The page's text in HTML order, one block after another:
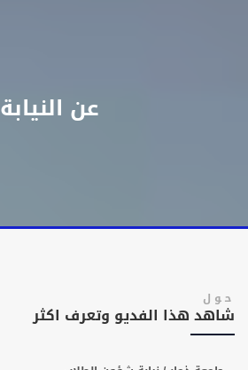
عن النيابة
حول
شاهد هذا الفديو وتعرف اكثر